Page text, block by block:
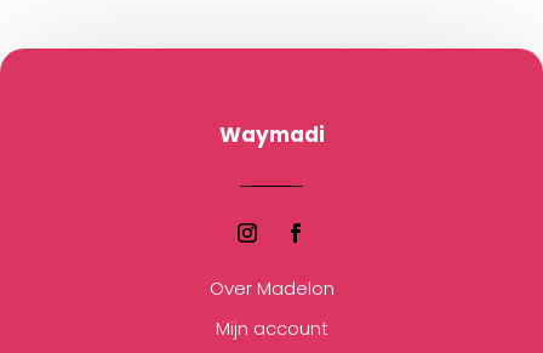
Waymadi
Over Madelon
Mijn account